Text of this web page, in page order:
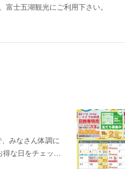
士五湖観光にご利用下さい。
みなさん体調に
得な日をチェッ…